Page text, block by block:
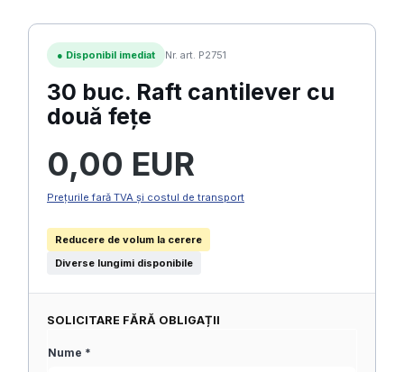
● Disponibil imediat Nr. art. P2751
30 buc. Raft cantilever cu
două fețe
0,00 EUR
Prețurile fară TVA și costul de transport
Reducere de volum la cerere
Diverse lungimi disponibile
SOLICITARE FĂRĂ OBLIGAȚII
Nume *